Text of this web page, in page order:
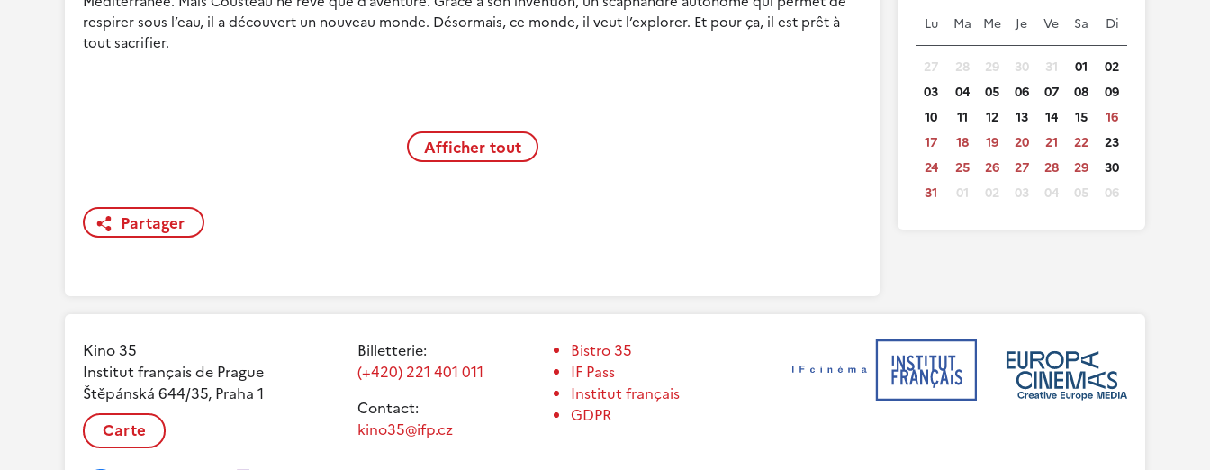
Lu Ma Me Je Ve Sa Di
27 28 29 30 31 01
02
03
04 05 06 07 08
09
10
11 12 13 14 15
16
17
18 19 20 21 22
23
24
25 26 27 28 29
30
31
01 02 03 04 05 06
respirer sous l’eau, il a découvert un nouveau monde. Désormais, ce monde, il veut l’explorer. Et pour ça, il est prêt à
tout sacrifier.
Afficher tout
Partager
Kino 35
Institut français de Prague
Štěpánská 644/35, Praha 1
Carte
Billetterie:
(+420) 221 401 011
Contact:
kino35@ifp.cz
Bistro 35
IF Pass
Institut français
GDPR